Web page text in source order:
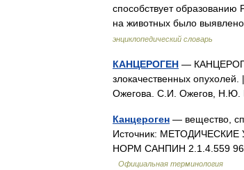
способствует
на животных было
энциклопедический словарь
КАНЦЕРОГЕН —
злокачественных
Ожегова. С.И. Ожегов,
Канцероген — вещество,
Источник:
НОРМ САНПИН 2.1.4.559
Официальная терминология